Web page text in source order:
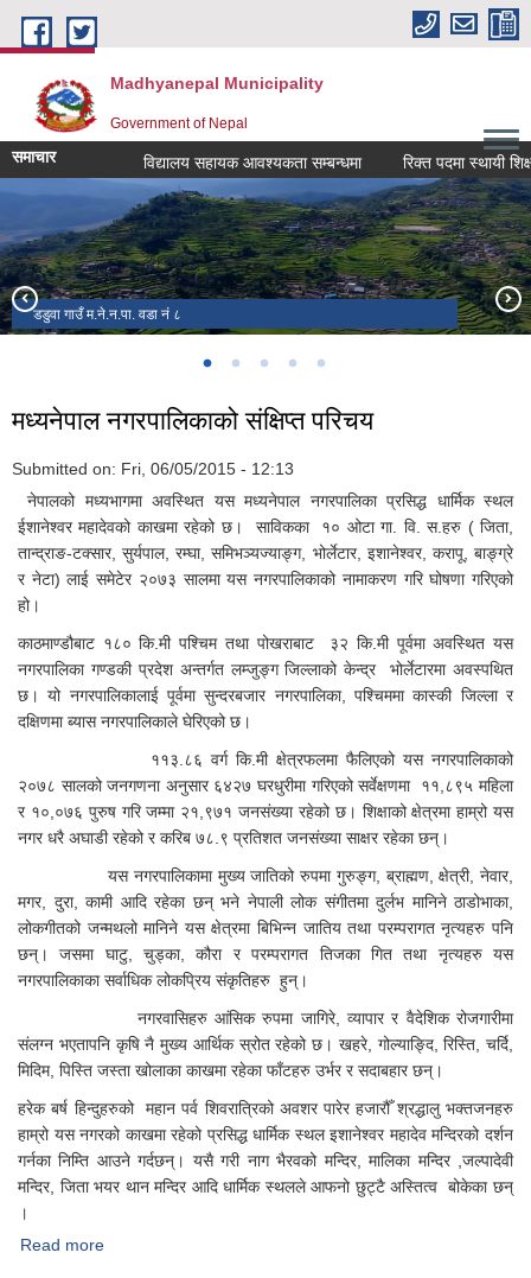
Skip to main content
Madhyanepal Municipality
Government of Nepal
समाचार विद्यालय सहायक आवश्यकता सम्बन्धमा रिक्त पदमा स्थायी शिक्षक
डडुवा गाउँ म.ने.न.पा. वडा नं ८
भोर्लेटार बजारको मनोरम दृश्य, मध्यनेपाल-६
सोतिपसल बजार
ईशानेश्वर महादेवको मन्दिर, करापुटार
नवनिर्मित प्रशासकीय भवन, भोर्लेटार
मध्यनेपाल नगरपालिकाको संक्षिप्त परिचय
Submitted on: Fri, 06/05/2015 - 12:13
नेपालको मध्यभागमा अवस्थित यस मध्यनेपाल नगरपालिका प्रसिद्ध धार्मिक स्थल
ईशानेश्वर महादेवको काखमा रहेको छ। साविकका १० ओटा गा. वि. स.हरु ( जिता,
तान्द्राङ-टक्सार, सुर्यपाल, रम्घा, समिभञ्यज्याङ्ग, भोर्लेटार, इशानेश्वर, करापू, बाङ्ग्रे
र नेटा) लाई समेटेर २०७३ सालमा यस नगरपालिकाको नामाकरण गरि घोषणा गरिएको
हो।
काठमाण्डौबाट १८० कि.मी पश्चिम तथा पोखराबाट ३२ कि.मी पूर्वमा अवस्थित यस
नगरपालिका गण्डकी प्रदेश अन्तर्गत लम्जुङ्ग जिल्लाको केन्द्र भोर्लेटारमा अवस्पथित
छ। यो नगरपालिकालाई पूर्वमा सुन्दरबजार नगरपालिका, पश्चिममा कास्की जिल्ला र
दक्षिणमा ब्यास नगरपालिकाले घेरिएको छ।
११३.८६ वर्ग कि.मी क्षेत्रफलमा फैलिएको यस नगरपालिकाको
२०७८ सालको जनगणना अनुसार ६४२७ घरधुरीमा गरिएको सर्वेक्षणमा ११,८९५ महिला
र १०,०७६ पुरुष गरि जम्मा २१,९७१ जनसंख्या रहेको छ। शिक्षाको क्षेत्रमा हाम्रो यस
नगर धरै अघाडी रहेको र करिब ७८.९ प्रतिशत जनसंख्या साक्षर रहेका छन्।
यस नगरपालिकामा मुख्य जातिको रुपमा गुरुङ्ग, ब्राह्मण, क्षेत्री, नेवार,
मगर, दुरा, कामी आदि रहेका छन् भने नेपाली लोक संगीतमा दुर्लभ मानिने ठाडोभाका,
लोकगीतको जन्मथलो मानिने यस क्षेत्रमा बिभिन्न जातिय तथा परम्परागत नृत्यहरु पनि
छन्। जसमा घाटु, चुड्का, कौरा र परम्परागत तिजका गित तथा नृत्यहरु यस
नगरपालिकाका सर्वाधिक लोकप्रिय संकृतिहरु हुन्।
नगरवासिहरु आंसिक रुपमा जागिरे, व्यापार र वैदेशिक रोजगारीमा
संलग्न भएतापनि कृषि नै मुख्य आर्थिक स्रोत रहेको छ। खहरे, गोल्याङ्दि, रिस्ति, चर्दि,
मिदिम, पिस्ति जस्ता खोलाका काखमा रहेका फाँटहरु उर्भर र सदाबहार छन्।
हरेक बर्ष हिन्दुहरुको महान पर्व शिवरात्रिको अवशर पारेर हजारौँ श्रद्धालु भक्तजनहरु
हाम्रो यस नगरको काखमा रहेको प्रसिद्ध धार्मिक स्थल इशानेश्वर महादेव मन्दिरको दर्शन
गर्नका निम्ति आउने गर्दछन्। यसै गरी नाग भैरवको मन्दिर, मालिका मन्दिर ,जल्पादेवी
मन्दिर, जिता भयर थान मन्दिर आदि धार्मिक स्थलले आफनो छुट्टै अस्तित्व बोकेका छन्
।
Read more